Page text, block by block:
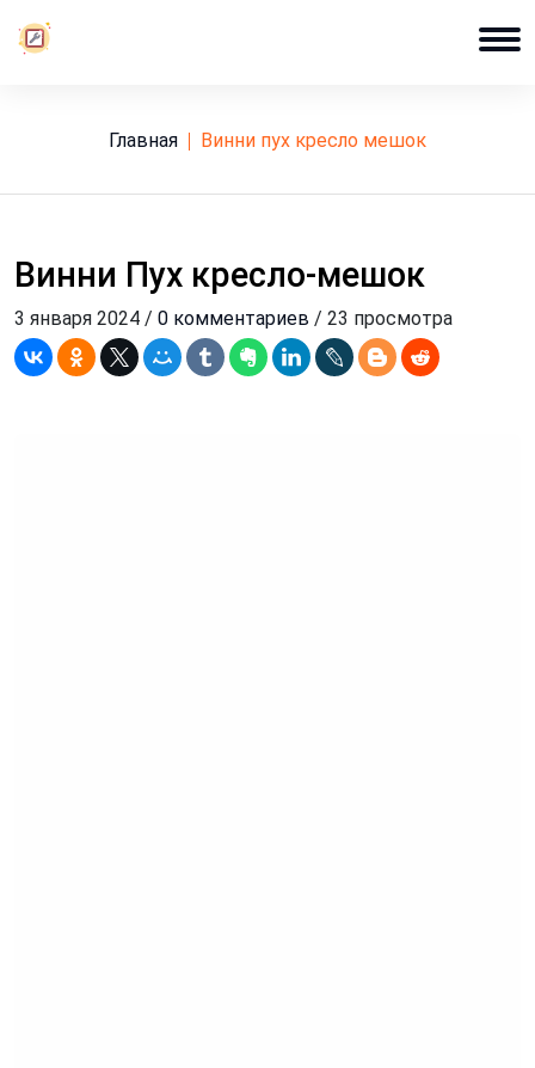
Главная винни пух кресло мешок
Винни Пух кресло-мешок
3 января 2024 / 0 комментариев / 23 просмотра